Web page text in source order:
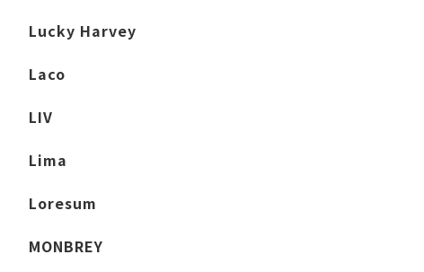
Lucky Harvey
Laco
LIV
Lima
Loresum
MONBREY